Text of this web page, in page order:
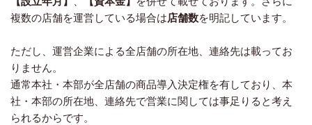
複数の店舗を運営している場合は店舗数を明記しています。
ただし、運営企業による全店舗の所在地、連絡先は載ってお
りません。
通常本社・本部が全店舗の商品導入決定権を有しており、本
社・本部の所在地、連絡先で営業に関しては事足りると考え
られるからです。